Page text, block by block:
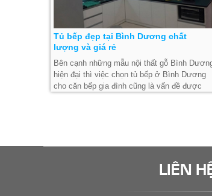
Tủ bếp đẹp tại Bình Dương chất
lượng và giá rẻ
Bên cạnh những mẫu nội thất gỗ Bình
hiện đại thì việc chọn tủ bếp ở Bình Dương
cho căn bếp gia đình cũng là vấn đề được
LIÊN